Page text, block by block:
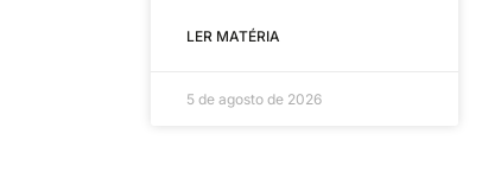
LER MATÉRIA
5 de agosto de 2026